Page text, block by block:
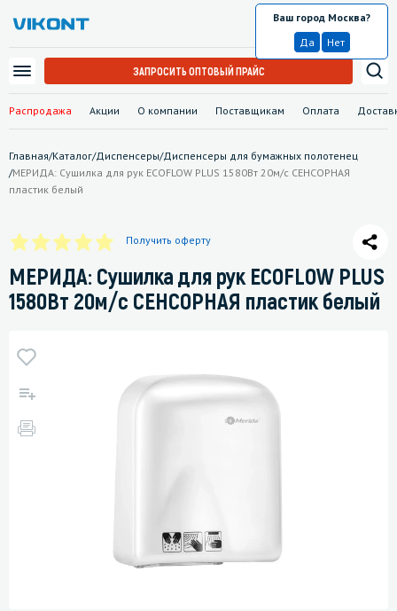
Распродажа Акции О компании Поставщикам Оплата
Москва
Ваш город Москва?
Да
Нет
ЗАПРОСИТЬ ОПТОВЫЙ ПРАЙС
Главная/Каталог/Диспенсеры/Диспенсеры для бумажных полотенец
/МЕРИДА: Сушилка для рук ECOFLOW PLUS 1580Вт 20м/с СЕНСОРНАЯ
пластик белый
Получить оферту
МЕРИДА: Сушилка для рук ECOFLOW PLUS
1580Вт 20м/с СЕНСОРНАЯ пластик белый